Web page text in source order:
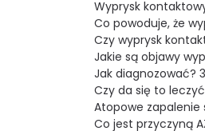
Wyprysk
Co powoduje, że
Czy wyprysk
Jakie są objawy
Jak diagnozować?
Czy da się to
Atopowe zapalenie
Co jest przyczyną